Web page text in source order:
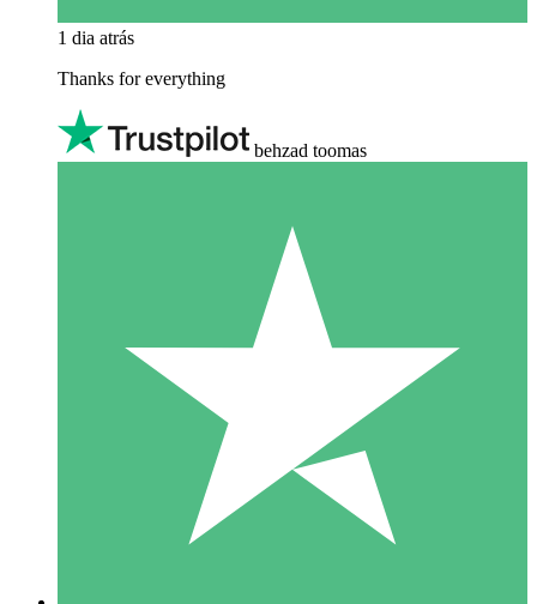
1 dia atrás
Thanks for everything
behzad toomas